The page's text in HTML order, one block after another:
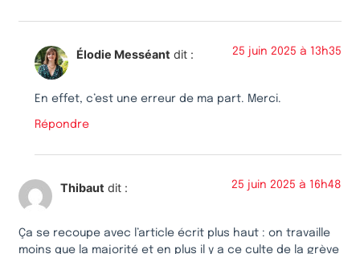
Élodie Messéant dit : 25 juin 2025 à 13h35
En effet, c’est une erreur de ma part. Merci.
Répondre
Thibaut dit : 25 juin 2025 à 16h48
Ça se recoupe avec l’article écrit plus haut : on travaille
moins que la majorité et en plus il y a ce culte de la grève